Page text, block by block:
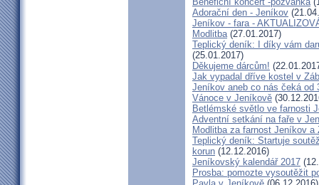
Adorační den - Jeníkov
Jeníkov - fara -
Modlitba(27.01.2017)
Teplický deník: I díky vám
(25.01.2017)
Děkujeme dárcům!
Jak vypadal dříve kostel v
Jeníkov aneb co nás čeká od
Vánoce v Jeníkově
Betlémské světlo ve farnosti
Adventní setkání na faře v
Modlitba za farnost Jeníkov a
Teplický deník: Startuje
korun (12.12.2016)
Jeníkovský kalendář 2017
Prosba: pomozte vysoutěžit